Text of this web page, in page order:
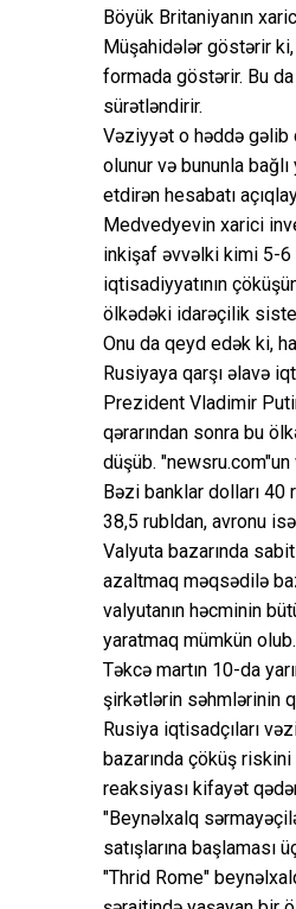
Böyük Britaniyanın
Müşahidələr göstərir
formada göstərir. Bu
sürətləndirir.
Vəziyyət o həddə gəlib
olunur və bununla
etdirən hesabatı
Medvedyevin xarici
inkişaf əvvəlki kimi 5-6
iqtisadiyyatının
ölkədəki idarəçilik
Onu da qeyd edək ki,
Rusiyaya qarşı əlavə
Prezident Vladimir
qərarından sonra bu
düşüb.
Bəzi banklar dolları 40
38,5 rubldan, avronu
Valyuta bazarında
azaltmaq məqsədilə
valyutanın həcminin
yaratmaq mümkün
Təkcə martın 10-da
şirkətlərin səhmlərinin
Rusiya iqtisadçıları
bazarında çöküş
reaksiyası kifayət
"Beynəlxalq
satışlarına başlaması
"Thrid Rome"